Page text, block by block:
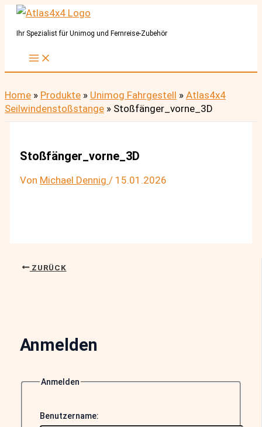
Zum
InhaltIhr Spezialist für Unimog und Fernreise-Zubehör
Home » Produkte » Unimog Fahrgestell » Atlas4x4
Seilwindenstoßstange » Stoßfänger_vorne_3D
Stoßfänger_vorne_3D
Von Michael Dennig/ 15.01.2026
ZURÜCK
Anmelden
Anmelden
Benutzername: